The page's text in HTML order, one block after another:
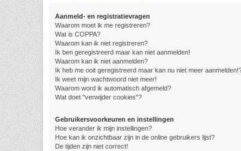
Aanmeld- en registratievragen
Waarom moet ik me registreren?
Wat is COPPA?
Waarom kan ik niet registreren?
Ik ben geregistreerd maar kan niet aanmelden!
Waarom kan ik niet aanmelden?
Ik heb me ooit geregistreerd maar kan nu niet meer
Ik weet mijn wachtwoord niet meer!
Waarom word ik automatisch afgemeld?
Wat doet "verwijder cookies"?
Gebruikersvoorkeuren en instellingen
Hoe verander ik mijn instellingen?
Hoe kan ik onzichtbaar zijn in de online gebruikers lijst?
De tijden zijn niet correct!